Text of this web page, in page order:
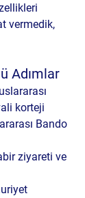
vermedik,
Adımlar
korteji
Bando
ziyareti ve